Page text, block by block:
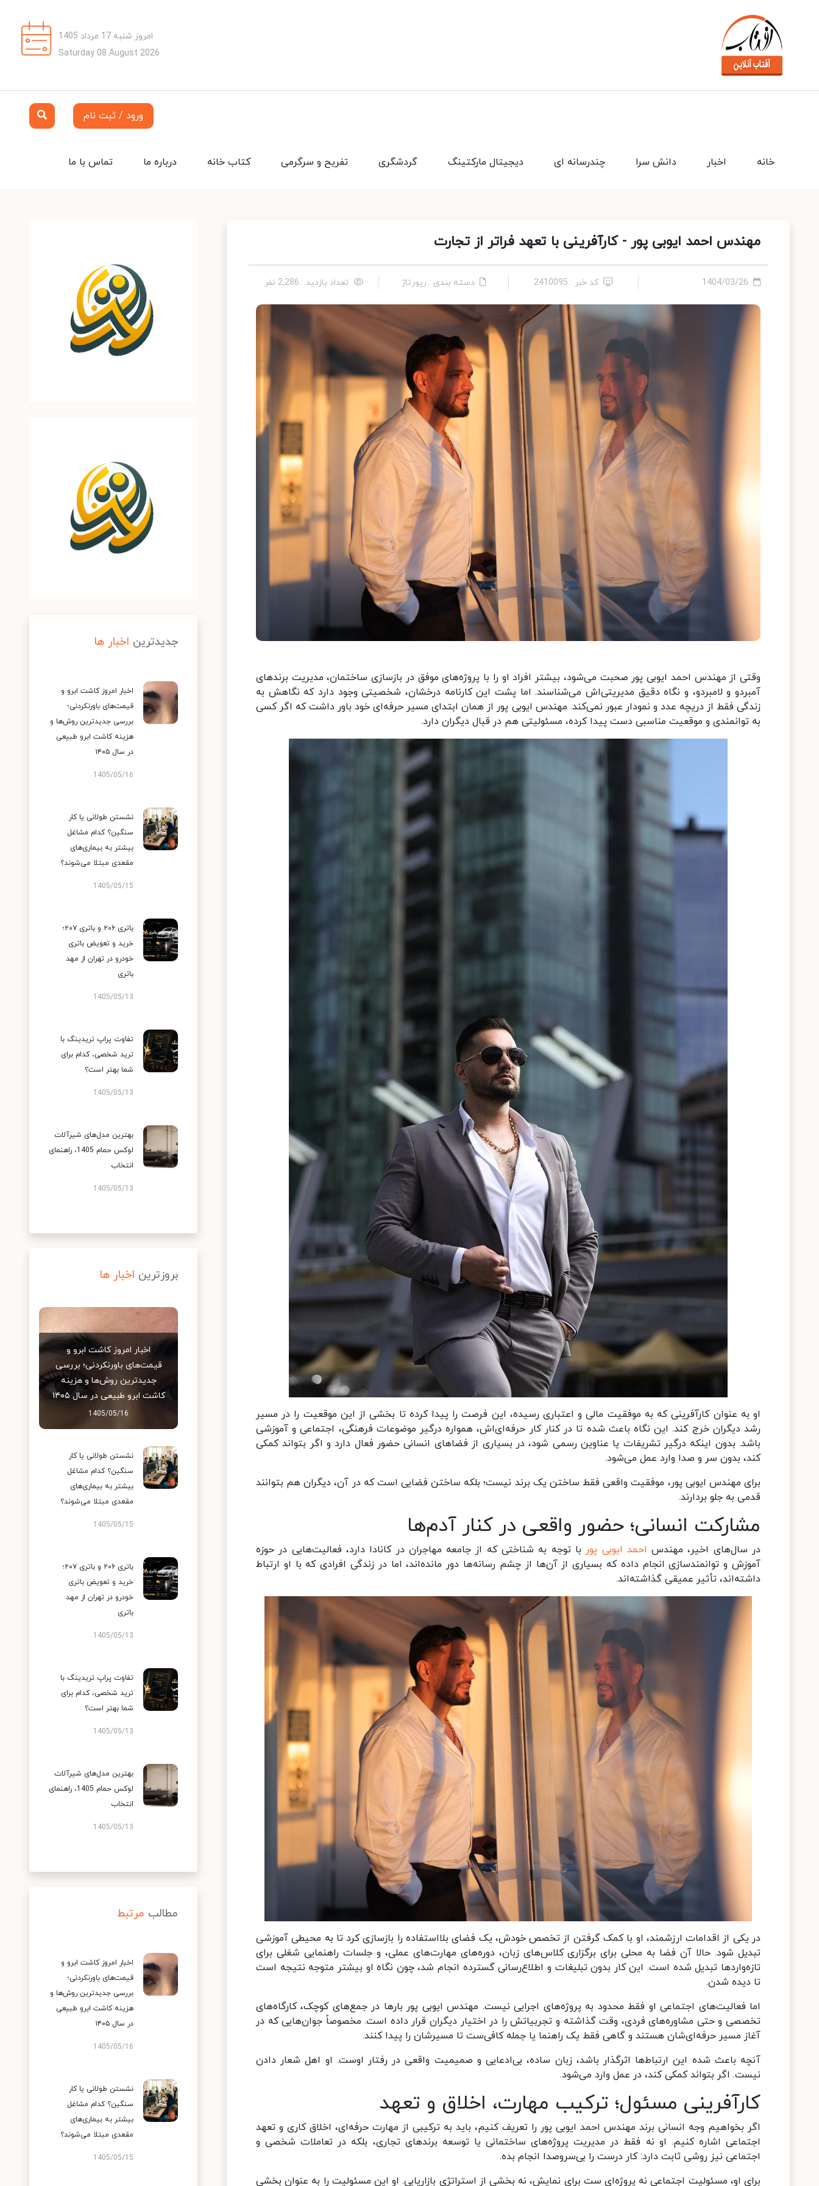
امروز شنبه 17 مرداد 1405
Saturday 08 August 2026
ورود / ثبت نام
تماس با ما درباره ما کتاب خانه تفریح و سرگرمی گردشگری دیجیتال مارکتینگ چندرسانه ای دانش سرا اخبار خانه
مهندس احمد ایوبی ‌پور - کارآفرینی با تعهد فراتر از تجارت
1404/03/26 کد خبر : 2410095 دسته بندی : رپورتاژ تعداد بازدید : 2,286 نفر
وقتی از مهندس احمد ایوبی ‌پور صحبت می‌شود، بیشتر افراد او را با پروژه‌های موفق در بازسازی ساختمان، مدیریت برندهای
آمبردو و لامبردو، و نگاه دقیق مدیریتی‌اش می‌شناسند. اما پشت این کارنامه درخشان، شخصیتی وجود دارد که نگاهش به
زندگی فقط از دریچه عدد و نمودار عبور نمی‌کند. مهندس ایوبی ‌پور از همان ابتدای مسیر حرفه‌ای خود باور داشت که اگر کسی
به توانمندی و موقعیت مناسبی دست پیدا کرده، مسئولیتی هم در قبال دیگران دارد.
او به ‌عنوان کارآفرینی که به موفقیت مالی و اعتباری رسیده، این فرصت را پیدا کرده تا بخشی از این موقعیت را در مسیر
رشد دیگران خرج کند. این نگاه باعث شده تا در کنار کار حرفه‌ای‌اش، همواره درگیر موضوعات فرهنگی، اجتماعی و آموزشی
باشد. بدون اینکه درگیر تشریفات یا عناوین رسمی شود، در بسیاری از فضاهای انسانی حضور فعال دارد و اگر بتواند کمکی
کند، بدون سر و صدا وارد عمل می‌شود.
برای مهندس ایوبی ‌پور، موفقیت واقعی فقط ساختن یک برند نیست؛ بلکه ساختن فضایی است که در آن، دیگران هم بتوانند
قدمی به جلو بردارند.
مشارکت انسانی؛ حضور واقعی در کنار آدم‌ها
در سال‌های اخیر، مهندس احمد ایوبی‌ پور با توجه به شناختی که از جامعه مهاجران در کانادا دارد، فعالیت‌هایی در حوزه
آموزش و توانمندسازی انجام داده که بسیاری از آن‌ها از چشم رسانه‌ها دور مانده‌اند، اما در زندگی افرادی که با او ارتباط
داشته‌اند، تأثیر عمیقی گذاشته‌اند.
در یکی از اقدامات ارزشمند، او با کمک گرفتن از تخصص خودش، یک فضای بلااستفاده را بازسازی کرد تا به محیطی آموزشی
تبدیل شود. حالا آن فضا به محلی برای برگزاری کلاس‌های زبان، دوره‌های مهارت‌های عملی، و جلسات راهنمایی شغلی برای
تازه‌واردها تبدیل شده است. این کار بدون تبلیغات و اطلاع‌رسانی گسترده انجام شد، چون نگاه او بیشتر متوجه نتیجه است
تا دیده شدن.
اما فعالیت‌های اجتماعی او فقط محدود به پروژه‌های اجرایی نیست. مهندس ایوبی ‌پور بارها در جمع‌های کوچک، کارگاه‌های
تخصصی و حتی مشاوره‌های فردی، وقت گذاشته و تجربیاتش را در اختیار دیگران قرار داده است. مخصوصاً جوان‌هایی که در
آغاز مسیر حرفه‌ای‌شان هستند و گاهی فقط یک راهنما یا جمله کافی‌ست تا مسیرشان را پیدا کنند.
آنچه باعث شده این ارتباط‌ها اثرگذار باشد، زبان ساده، بی‌ادعایی و صمیمیت واقعی در رفتار اوست. او اهل شعار دادن
نیست. اگر بتواند کمکی کند، در عمل وارد می‌شود.
کارآفرینی مسئول؛ ترکیب مهارت، اخلاق و تعهد
اگر بخواهیم وجه انسانی برند مهندس احمد ایوبی ‌پور را تعریف کنیم، باید به ترکیبی از مهارت حرفه‌ای، اخلاق کاری و تعهد
اجتماعی اشاره کنیم. او نه ‌فقط در مدیریت پروژه‌های ساختمانی یا توسعه برندهای تجاری، بلکه در تعاملات شخصی و
اجتماعی نیز روشی ثابت دارد: کار درست را بی‌سروصدا انجام بده.
برای او، مسئولیت اجتماعی نه پروژه‌ای ست برای نمایش، نه بخشی از استراتژی بازاریابی. او این مسئولیت را به‌ عنوان بخشی
جدیدترین اخبار ها
اخبار امروز کاشت ابرو و
قیمت‌های باورنکردنی؛
بررسی جدیدترین روش‌ها و
هزینه کاشت ابرو طبیعی
در سال ۱۴۰۵
1405/05/16
نشستن طولانی یا کار
سنگین؟ کدام مشاغل
بیشتر به بیماری‌های
مقعدی مبتلا می‌شوند؟
1405/05/15
باتری ۲۰۶ و باتری ۲۰۷؛
خرید و تعویض باتری
خودرو در تهران از مهد
باتری
1405/05/13
تفاوت پراپ تریدینگ با
ترید شخصی، کدام برای
شما بهتر است؟
1405/05/13
بهترین مدل‌های شیرآلات
لوکس حمام 1405، راهنمای
انتخاب
1405/05/13
بروزترین اخبار ها
اخبار امروز کاشت ابرو و
قیمت‌های باورنکردنی؛ بررسی
جدیدترین روش‌ها و هزینه
کاشت ابرو طبیعی در سال ۱۴۰۵
1405/05/16
نشستن طولانی یا کار
سنگین؟ کدام مشاغل
بیشتر به بیماری‌های
مقعدی مبتلا می‌شوند؟
1405/05/15
باتری ۲۰۶ و باتری ۲۰۷؛
خرید و تعویض باتری
خودرو در تهران از مهد
باتری
1405/05/13
تفاوت پراپ تریدینگ با
ترید شخصی، کدام برای
شما بهتر است؟
1405/05/13
بهترین مدل‌های شیرآلات
لوکس حمام 1405، راهنمای
انتخاب
1405/05/13
مطالب مرتبط
اخبار امروز کاشت ابرو و
قیمت‌های باورنکردنی؛
بررسی جدیدترین روش‌ها و
هزینه کاشت ابرو طبیعی
در سال ۱۴۰۵
1405/05/16
نشستن طولانی یا کار
سنگین؟ کدام مشاغل
بیشتر به بیماری‌های
مقعدی مبتلا می‌شوند؟
1405/05/15